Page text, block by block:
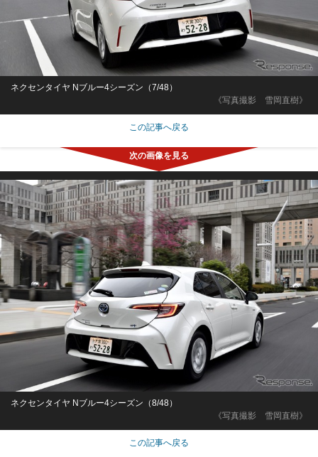
《写真撮影 雪岡直樹》
ネクセンタイヤ Nブルー4シーズン（7/48）
この記事へ戻る
《写真撮影 雪岡直樹》
ネクセンタイヤ Nブルー4シーズン（8/48）
この記事へ戻る